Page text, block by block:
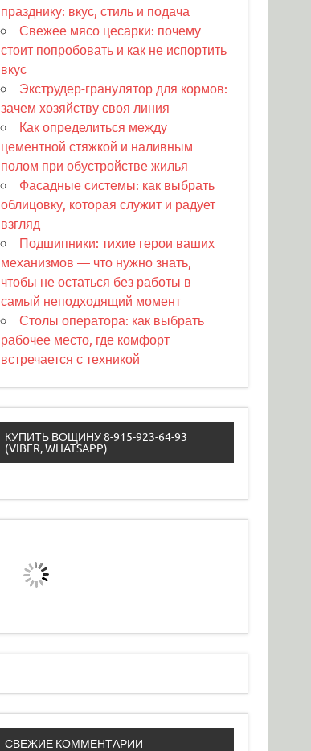
празднику: вкус, стиль и подача
Свежее мясо цесарки: почему
стоит попробовать и как не испортить
вкус
Экструдер-гранулятор для кормов:
зачем хозяйству своя линия
Как определиться между
цементной стяжкой и наливным
полом при обустройстве жилья
Фасадные системы: как выбрать
облицовку, которая служит и радует
взгляд
Подшипники: тихие герои ваших
механизмов — что нужно знать,
чтобы не остаться без работы в
самый неподходящий момент
Столы оператора: как выбрать
рабочее место, где комфорт
встречается с техникой
КУПИТЬ ВОЩИНУ 8-915-923-64-93
(VIBER, WHATSAPP)
СВЕЖИЕ КОММЕНТАРИИ